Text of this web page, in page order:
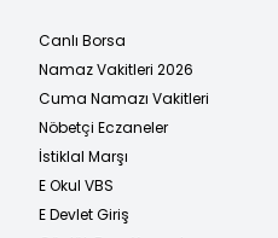
Canlı Borsa
Namaz Vakitleri 2026
Cuma Namazı Vakitleri
Nöbetçi Eczaneler
İstiklal Marşı
E Okul VBS
E Devlet Giriş